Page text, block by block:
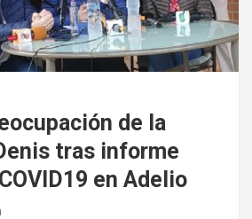
de la
tras informe
en Adelio